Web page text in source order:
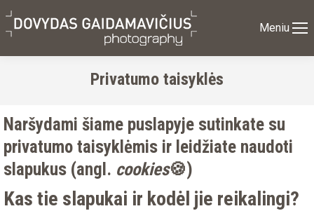
Meniu
Privatumo taisyklės
Naršydami šiame puslapyje sutinkate su
privatumo taisyklėmis ir leidžiate naudoti
slapukus (angl. cookies🍪)
Kas tie slapukai ir kodėl jie reikalingi?